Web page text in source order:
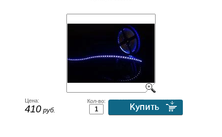
Цена:
410 руб.
Кол-во: